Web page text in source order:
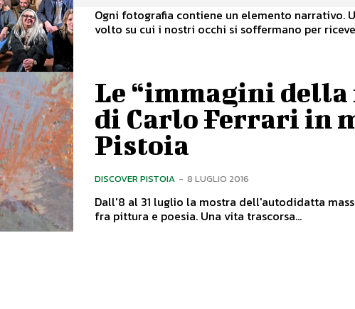
Ogni fotografia contiene un elemento narrativo.
volto su cui i nostri occhi si soffermano per
Le “immagini della
di Carlo Ferrari in
Pistoia
DISCOVER PISTOIA - 8 LUGLIO 2016
Dall'8 al 31 luglio la mostra dell'autodidatta
fra pittura e poesia. Una vita trascorsa...